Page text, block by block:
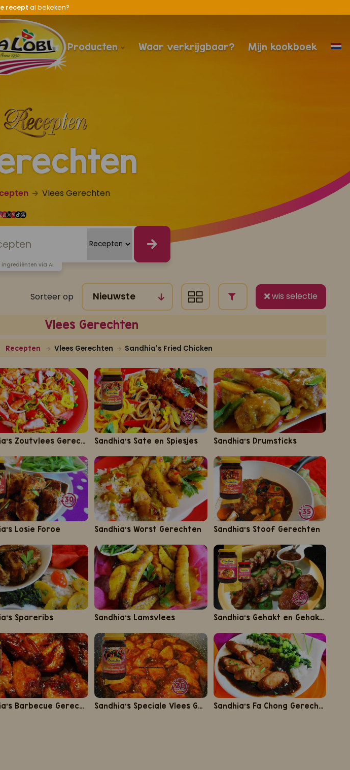
recept al bekeken?
Producten Waar verkrijgbaar? Mijn kookboek
Vlees Gerechten
ingrediënten via AI
Sorteer op wis selectie
Vlees Gerechten
Recepten Vlees Gerechten Sandhia's Fried Chicken
Sandhia's Zoutvlees Gerechten Sandhia's Sate en Spiesjes Sandhia's Drumsticks
Losie Foroe Sandhia's Worst Gerechten Sandhia's Stoof Gerechten
Spareribs Sandhia's Lamsvlees Sandhia’s Gehakt en Gehaktballen
Sandhia's Barbecue Gerechten Sandhia's Speciale Vlees Gerechten Sandhia's Fa Chong Gerechten